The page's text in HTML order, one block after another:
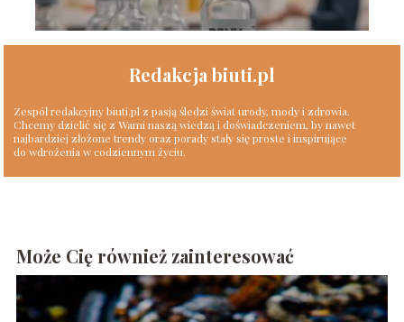
Redakcja biuti.pl
Zespół redakcyjny biuti.pl z pasją śledzi świat urody, mody i zdrowia.
Chcemy dzielić się z Wami naszą wiedzą i doświadczeniem, by nawet
najbardziej złożone trendy oraz porady stały się proste i inspirujące
do wdrożenia w codziennym życiu.
Może Cię również zainteresować